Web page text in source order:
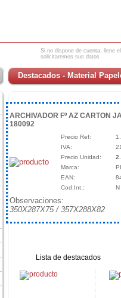
Si no dispone de cuenta, llene
solicitaremos sus datos
Destacados - Material
ARCHIVADOR Fº AZ CARTON
180092
Precio Ref:
IVA:
Precio Unidad:
Marca:
EAN:
Cod.Int.:
Observaciones:
350X287X75 / 357X288X82
Lista de destacados